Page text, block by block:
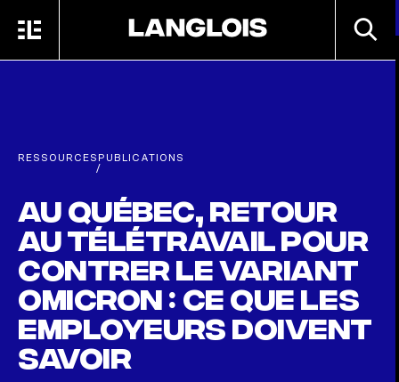
MENU
RESSOURCES
/
PUBLICATIONS
Au Québec, retour
au télétravail pour
contrer le variant
Omicron : ce que les
employeurs doivent
savoir